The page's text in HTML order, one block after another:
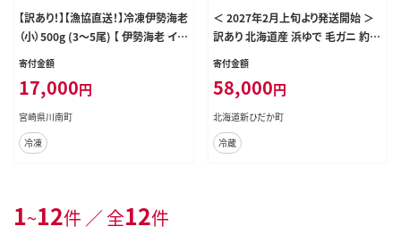
【訳あり！】【漁協直送！】冷凍伊勢海老
（小）500g (3～5尾) 【 伊勢海老 イセ
エビ 訳あり 魚介 】 [B01707]
寄付金額
17,000円
宮崎県川南町
冷凍
＜ 2027年2月上旬より発送開始 ＞
訳あり 北海道産 浜ゆで 毛ガニ 約 2
kg 冷蔵 毛蟹 毛がに かに味噌 カニ
味噌 ＜ 予約受付 ＞
寄付金額
58,000円
北海道新ひだか町
冷蔵
1~12件 ／ 全12件